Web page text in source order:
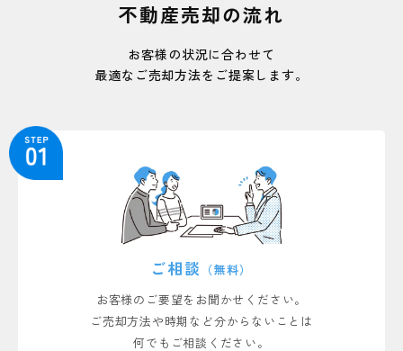
土地
狭山市祇園の中古戸建 ご成約しました
入間市東町3丁目の土地 ご成約しました
狭山市広瀬台1丁目の土地 ご成約しました
狭山市北入曽の店舗併用住宅 ご成約しました
不動産売却の流れ
お客様の状況に合わせて
最適なご売却方法をご提案します。
ご相談 （無料）
お客様のご要望をお聞かせください。
ご売却方法や時期など分からないことは
何でもご相談ください。